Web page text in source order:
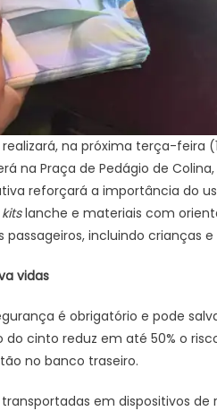
na próxima terça-feira
na Praça de Pedágio de
reforçará a importância do
kitslanche e materiais com
incluindo crianças
vidas
é obrigatório e pode salvar
do cinto reduz em até 50% o
no banco traseiro.
em dispositivos de